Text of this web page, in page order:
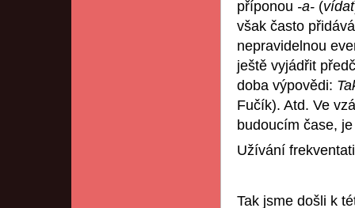
příponou -a- (vídat
však často
nepravidelnou
ještě vyjádřit
doba výpovědi:
Fučík). Atd. Ve
budoucím čase,
Užívání
Tak jsme došli k